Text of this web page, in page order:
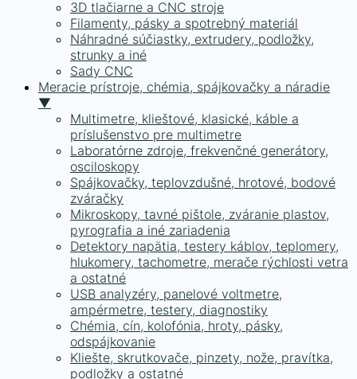
3D tlačiarne a CNC stroje
Filamenty, pásky a spotrebný materiál
Náhradné súčiastky, extrudery, podložky,
strunky a iné
Sady CNC
Meracie prístroje, chémia, spájkovačky a náradie
▼
Multimetre, klieštové, klasické, káble a
príslušenstvo pre multimetre
Laboratórne zdroje, frekvenčné generátory,
osciloskopy
Spájkovačky, teplovzdušné, hrotové, bodové
zváračky
Mikroskopy, tavné pištole, zváranie plastov,
pyrografia a iné zariadenia
Detektory napätia, testery káblov, teplomery,
hlukomery, tachometre, merače rýchlosti vetra
a ostatné
USB analyzéry, panelové voltmetre,
ampérmetre, testery, diagnostiky
Chémia, cín, kolofónia, hroty, pásky,
odspájkovanie
Kliešte, skrutkovače, pinzety, nože, pravítka,
podložky a ostatné